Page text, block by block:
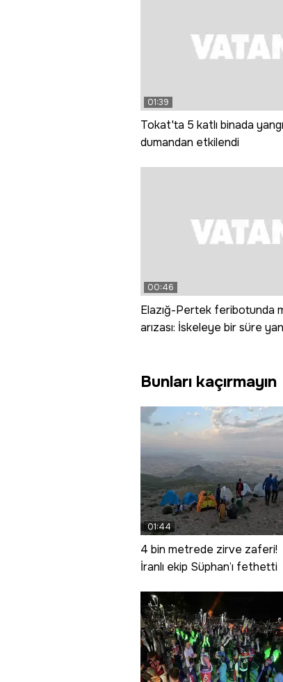
01:39
Tokat'ta 5 katlı binada
dumandan etkilendi
00:46
Elazığ-Pertek feribotunda
arızası: İskeleye bir süre
Bunları kaçırmayın
01:44
4 bin metrede zirve zaferi!
İranlı ekip Süphan’ı fethetti